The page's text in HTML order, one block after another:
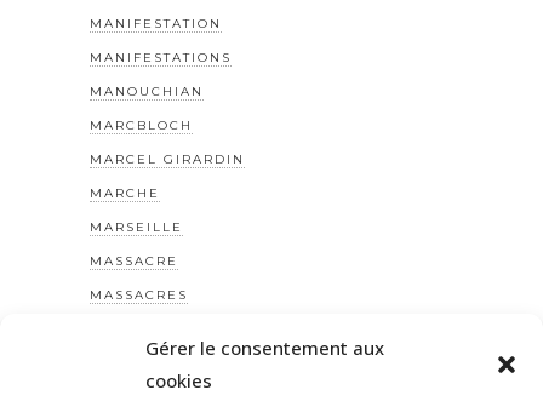
Gérer le consentement aux
cookies
MANIFESTATION
MANIFESTATIONS
MANOUCHIAN
MARCBLOCH
MARCEL GIRARDIN
MARCHE
MARSEILLE
MASSACRE
MASSACRES